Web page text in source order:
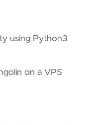
using Python3
on a VPS